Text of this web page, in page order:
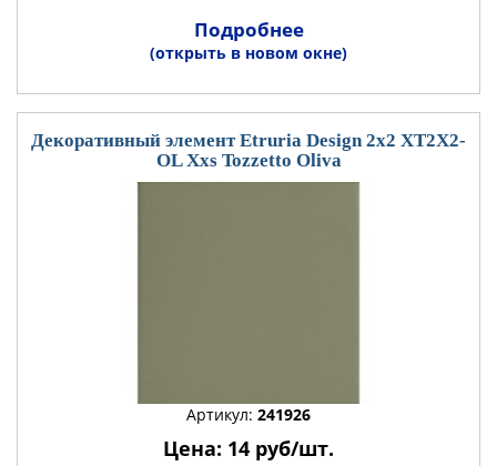
Подробнее
(открыть в новом окне)
Декоративный элемент Etruria Design 2x2 XT2X2-
OL Xxs Tozzetto Oliva
Артикул: 241926
Цена: 14 руб/шт.